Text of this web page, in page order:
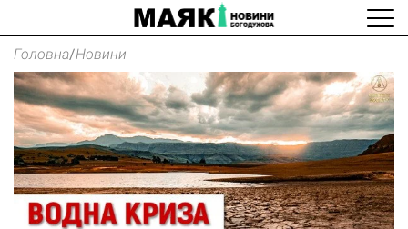
Головна/Новини